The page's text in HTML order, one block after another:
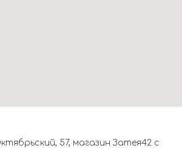
57, магазин Затея42 с